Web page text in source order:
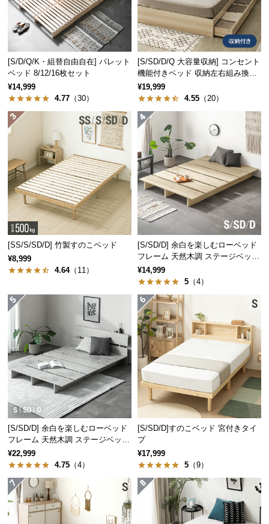
返
品・
ャ
ン
セ
ル
に
保
証
つ
い
て
員
約
つ
い
て
お
客
様
サ
ポ
ー
風通しの良いすのこ板
通気性に優れたすのこ板は湿気やカビ対策に最適。オールシーズンを
通して快適な睡眠をサポートします。
安定感のあるドロップマット構造
フレーム内部にマットレスを落とし込む構造なので、マットレスがズ
レにくく安定感のある寝心地です。
[S/D/Q/K・組替自由自在] パレット
ベッド 8/12/16枚セット
¥14,999
4.77 （30）
[S/SD/D/Q 大容量収納] コンセント
機能付きベッド 収納左右組み換え
可能
¥19,999
4.55 （20）
[SS/S/SD/D] 竹製すのこベッド
¥8,999
4.64（11）
[S/SD/D] 余白を楽しむローベッド
フレーム 天然木調 ステージベッド
ロボット掃除機対応
¥14,999
5 （4）
[S/SD/D] 余白を楽しむローベッド
フレーム 天然木調 ステージベッド
2口コンセントタイプ
¥22,999
4.75 （4）
[S/SD/D]すのこベッド 宮付きタイ
プ
¥17,999
5 （9）